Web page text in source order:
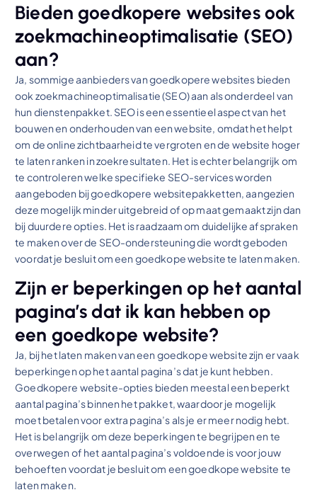
Bieden goedkopere websites ook
zoekmachineoptimalisatie (SEO)
aan?
Ja, sommige aanbieders van goedkopere websites bieden
ook zoekmachineoptimalisatie (SEO) aan als onderdeel van
hun dienstenpakket. SEO is een essentieel aspect van het
bouwen en onderhouden van een website, omdat het helpt
om de online zichtbaarheid te vergroten en de website hoger
te laten ranken in zoekresultaten. Het is echter belangrijk om
te controleren welke specifieke SEO-services worden
aangeboden bij goedkopere websitepakketten, aangezien
deze mogelijk minder uitgebreid of op maat gemaakt zijn dan
bij duurdere opties. Het is raadzaam om duidelijke afspraken
te maken over de SEO-ondersteuning die wordt geboden
voordat je besluit om een goedkope website te laten maken.
Zijn er beperkingen op het aantal
pagina’s dat ik kan hebben op
een goedkope website?
Ja, bij het laten maken van een goedkope website zijn er vaak
beperkingen op het aantal pagina’s dat je kunt hebben.
Goedkopere website-opties bieden meestal een beperkt
aantal pagina’s binnen het pakket, waardoor je mogelijk
moet betalen voor extra pagina’s als je er meer nodig hebt.
Het is belangrijk om deze beperkingen te begrijpen en te
overwegen of het aantal pagina’s voldoende is voor jouw
behoeften voordat je besluit om een goedkope website te
laten maken.